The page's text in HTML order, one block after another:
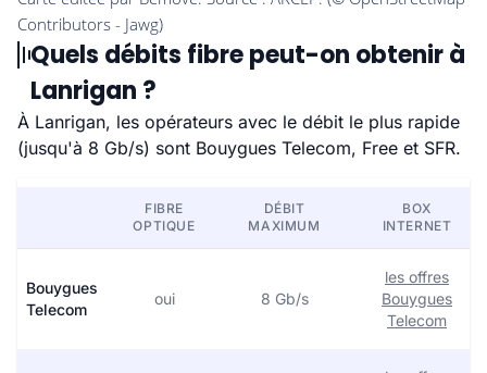
Quels débits fibre peut-on obtenir à
Lanrigan ?
À Lanrigan, les opérateurs avec le débit le plus rapide
(jusqu'à 8 Gb/s) sont Bouygues Telecom, Free et SFR.
FIBRE
OPTIQUE
DÉBIT
MAXIMUM
BOX
INTERNET
Bouygues
Telecom
oui 8 Gb/s
les offres
Bouygues
Telecom